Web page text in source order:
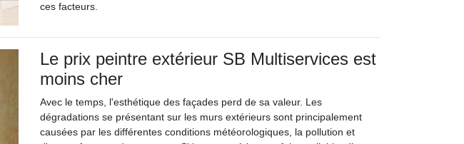
ces facteurs.
Le prix peintre extérieur SB Multiservices est
moins cher
Avec le temps, l'esthétique des façades perd de sa valeur. Les
dégradations se présentant sur les murs extérieurs sont principalement
causées par les différentes conditions météorologiques, la pollution et